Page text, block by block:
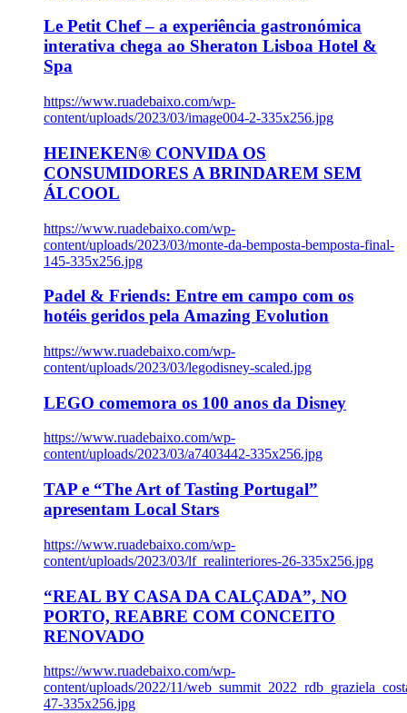
Le Petit Chef – a experiência gastronómica
interativa chega ao Sheraton Lisboa Hotel &
Spa
https://www.ruadebaixo.com/wp-
content/uploads/2023/03/image004-2-335x256.jpg
HEINEKEN® CONVIDA OS
CONSUMIDORES A BRINDAREM SEM
ÁLCOOL
https://www.ruadebaixo.com/wp-
content/uploads/2023/03/monte-da-bemposta-bemposta-final-
145-335x256.jpg
Padel & Friends: Entre em campo com os
hotéis geridos pela Amazing Evolution
https://www.ruadebaixo.com/wp-
content/uploads/2023/03/legodisney-scaled.jpg
LEGO comemora os 100 anos da Disney
https://www.ruadebaixo.com/wp-
content/uploads/2023/03/a7403442-335x256.jpg
TAP e “The Art of Tasting Portugal”
apresentam Local Stars
https://www.ruadebaixo.com/wp-
content/uploads/2023/03/lf_realinteriores-26-335x256.jpg
“REAL BY CASA DA CALÇADA”, NO
PORTO, REABRE COM CONCEITO
RENOVADO
https://www.ruadebaixo.com/wp-
content/uploads/2022/11/
47-335x256.jpg